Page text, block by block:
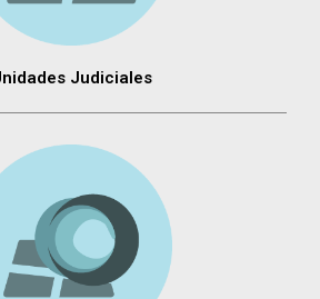
Judiciales